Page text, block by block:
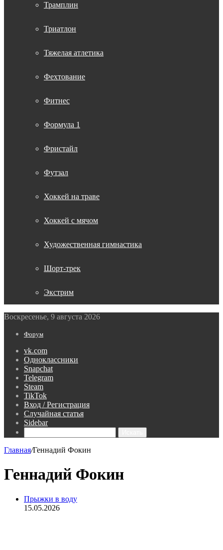
Трамплин
Триатлон
Тяжелая атлетика
Фехтование
Фитнес
Формула 1
Фристайл
Футзал
Хоккей на траве
Хоккей с мячом
Художественная гимнастика
Шорт-трек
Экстрим
Воскресенье, 9 августа 2026
Форум
vk.com
Одноклассники
Snapchat
Telegram
Steam
TikTok
Вход / Регистрация
Случайная статья
Sidebar
Главная/Геннадий Фокин
Геннадий Фокин
Прыжки в воду
15.05.2026